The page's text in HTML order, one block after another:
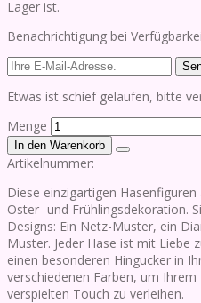
Lager ist.
Benachrichtigung bei
Etwas ist schief gelaufen, bitte
Menge
In den Warenkorb
Artikelnummer:
Diese einzigartigen
Oster- und Frühlingsdekoration.
Designs: Ein Netz-Muster, ein
Muster. Jeder Hase ist mit
einen besonderen Hingucker in
verschiedenen Farben, um
verspielten Touch zu verleihen.